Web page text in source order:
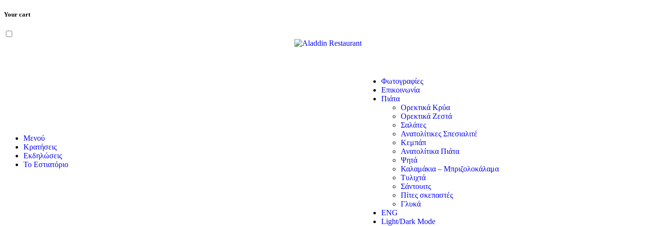
Your cart
Μετάβαση
Μενού
Κρατήσεις
Εκδηλώσεις
Το Εστιατόριο
Φωτογραφίες
Επικοινωνία
Πιάτα
Ορεκτικά Κρύα
Ορεκτικά Ζεστά
Σαλάτες
Ανατολίτικες Σπεσιαλιτέ
Κεμπάπ
Ανατολίτικα Πιάτα
Ψητά
Καλαμάκια – Μπριζολοκάλαμα
Τυλιχτά
Σάντουιτς
Πίτες σκεπαστές
Γλυκά
ENG
Light/Dark Mode